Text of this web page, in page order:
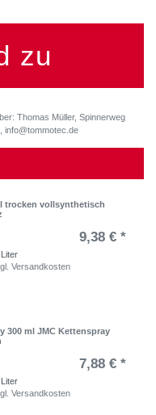
zu
Thomas Müller, Spinnerweg
info@tommotec.de
trocken vollsynthetisch
9,38 € *
Versandkosten
300 ml JMC Kettenspray
7,88 € *
Liter
Versandkosten